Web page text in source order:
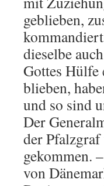
geblieben,
dieselbe
Gottes Hülfe
blieben,
und so sind
Der
der
gekommen.
von